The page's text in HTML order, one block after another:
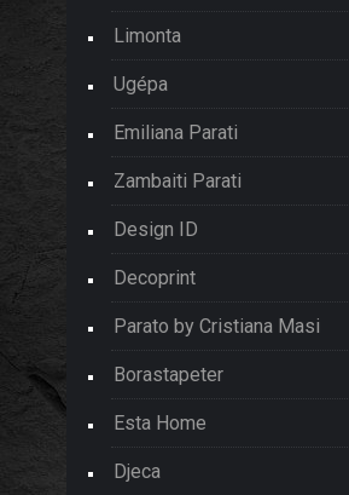
Limonta
Ugépa
Emiliana Parati
Zambaiti Parati
Design ID
Decoprint
Parato by Cristiana Masi
Borastapeter
Esta Home
Djeca